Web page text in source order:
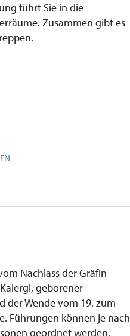
führt Sie in die
Zusammen gibt es
Nachlass der Gräfin
geborener
der Wende vom 19. zum
Führungen können je nach
geordnet werden.